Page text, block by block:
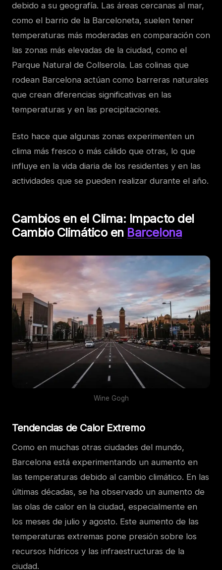
debido a su geografía. Las áreas cercanas al mar,
como el barrio de la Barceloneta, suelen tener
temperaturas más moderadas en comparación con
las zonas más elevadas de la ciudad, como el
Parque Natural de Collserola. Las colinas que
rodean Barcelona actúan como barreras naturales
que crean diferencias significativas en las
temperaturas y en las precipitaciones.
Esto hace que algunas zonas experimenten un
clima más fresco o más cálido que otras, lo que
influye en la vida diaria de los residentes y en las
actividades que se pueden realizar durante el año.
Cambios en el Clima: Impacto del
Cambio Climático en Barcelona
Wine Gogh
Tendencias de Calor Extremo
Como en muchas otras ciudades del mundo,
Barcelona está experimentando un aumento en
las temperaturas debido al cambio climático. En las
últimas décadas, se ha observado un aumento de
las olas de calor en la ciudad, especialmente en
los meses de julio y agosto. Este aumento de las
temperaturas extremas pone presión sobre los
recursos hídricos y las infraestructuras de la
ciudad.